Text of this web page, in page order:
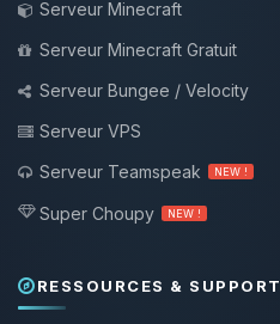
Serveur Minecraft
Serveur Minecraft Gratuit
Serveur Bungee / Velocity
Serveur VPS
Serveur Teamspeak
NEW !
Super Choupy NEW !
RESSOURCES & SUPPORT